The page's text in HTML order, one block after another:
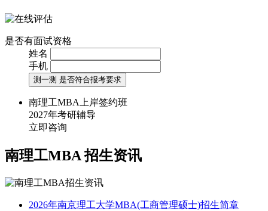
是否有面试资格
姓名
手机
测一测 是否符合报考要求
南理工MBA上岸签约班
2027年考研辅导
立即咨询
南理工MBA招生资讯
2026年南京理工大学MBA(工商管理硕士)招生简章